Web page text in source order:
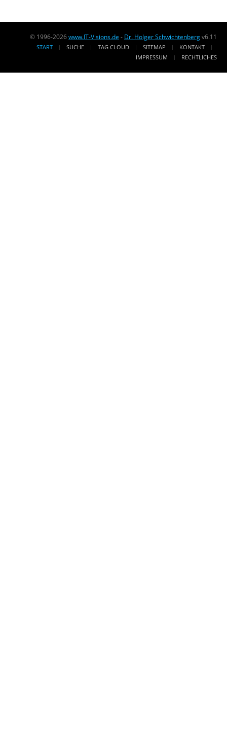
© 1996-2026www.IT-Visions.de - Dr. Holger Schwichtenbergv6.11
START SUCHE TAG CLOUD SITEMAP
KONTAKT
IMPRESSUM
RECHTLICHES